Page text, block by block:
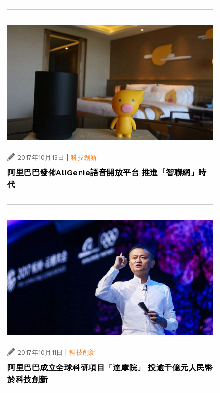
2017年10月13日 | 科技創新
阿里巴巴發佈AliGenie語音開放平台 推進「智聯網」時
代
2017年10月11日 | 科技創新
阿里巴巴成立全球科研項目「達摩院」 投逾千億元人民幣
於科技創新